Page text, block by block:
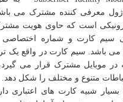
معرفی کننده مشترک می
است که حاوی هویت
سیم کارت و شماره
می باشد. سیم کارت در واقع یک
موبایل مشترک قرار می
متنوع و مختلف را شکل دهد.
شبیه کارت های اعتباری